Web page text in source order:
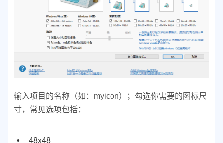
输入项目的名称（如：myicon）； 勾选你需要的图标尺
寸，常见选项包括：
48x48